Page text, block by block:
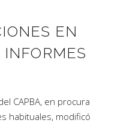
EN
CAPBA, en procura
habituales, modificó